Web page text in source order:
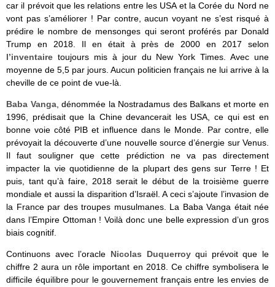
car il prévoit que les relations entre les USA et la Corée du Nord ne
vont pas s’améliorer ! Par contre, aucun voyant ne s’est risqué à
prédire le nombre de mensonges qui seront proférés par Donald
Trump en 2018. Il en était à près de 2000 en 2017 selon
l’inventaire toujours mis à jour du New York Times. Avec une
moyenne de 5,5 par jours. Aucun politicien français ne lui arrive à la
cheville de ce point de vue-là.
Baba Vanga, dénommée la Nostradamus des Balkans et morte en
1996, prédisait que la Chine devancerait les USA, ce qui est en
bonne voie côté PIB et influence dans le Monde. Par contre, elle
prévoyait la découverte d’une nouvelle source d’énergie sur Venus.
Il faut souligner que cette prédiction ne va pas directement
impacter la vie quotidienne de la plupart des gens sur Terre ! Et
puis, tant qu’à faire, 2018 serait le début de la troisième guerre
mondiale et aussi la disparition d’Israël. A ceci s’ajoute l’invasion de
la France par des troupes musulmanes. La Baba Vanga était née
dans l’Empire Ottoman ! Voilà donc une belle expression d’un gros
biais cognitif.
Continuons avec l’oracle Nicolas Duquerroyqui prévoit que le
chiffre 2 aura un rôle important en 2018. Ce chiffre symbolisera le
difficile équilibre pour le gouvernement français entre les envies de